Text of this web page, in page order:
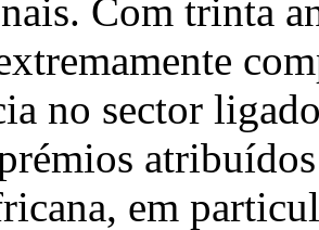
Com trinta
no sector
em